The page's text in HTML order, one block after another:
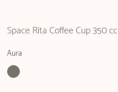
Space Rita Coffee Cup 350 cc
Aura